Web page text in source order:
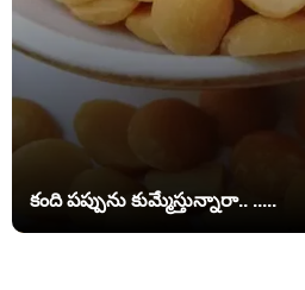
కంది పప్పును కుమ్మేస్తున్నారా.. .....